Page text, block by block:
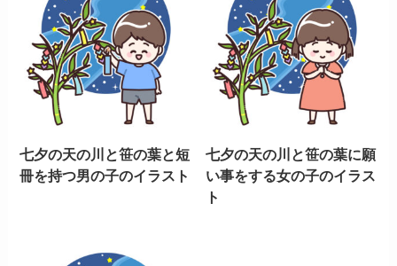
七夕の天の川と笹の葉と短
冊を持つ男の子のイラスト
七夕の天の川と笹の葉に願
い事をする女の子のイラス
ト